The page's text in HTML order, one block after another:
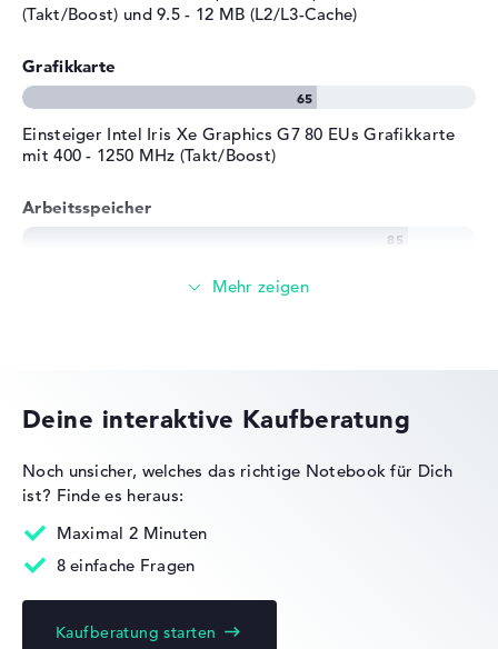
Allgemein
Breite
Tiefe
21,1 cm
Höhe
1,99 cm
Gewicht
1,35 kg
Betriebssystem / Software
Professional (64 Bit)
(Takt/Boost) und 9.5 - 12 MB (L2/L3-Cache)
Grafikkarte
Einsteiger Intel Iris Xe Graphics G7 80 EUs Grafikkarte
mit 400 - 1250 MHz (Takt/Boost)
Arbeitsspeicher
Großer 16 GB (2 x 8 GB) Arbeitspeicher - DDR4 SDRAM -
PC4-19200 - 2400 MHz
Mittelgroßer 512 GB SSD Speicher
Mobilität
Deine interaktive Kaufberatung
Noch unsicher, welches das richtige Notebook für Dich
ist? Finde es heraus:
Maximal 2 Minuten
8 einfache Fragen
Kaufberatung starten